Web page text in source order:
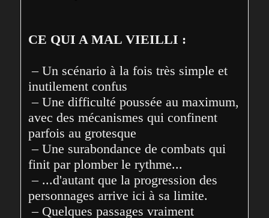
CE QUI A MAL VIEILLI :
– Un scénario à la fois très simple et
inutilement confus
– Une difficulté poussée au maximum,
avec des mécanismes qui confinent
parfois au grotesque
– Une surabondance de combats qui
finit par plomber le rythme...
– ...d'autant que la progression des
personnages arrive ici à sa limite.
– Quelques passages vraiment